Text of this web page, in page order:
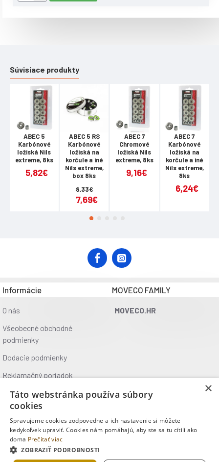
Súvisiace produkty
ABEC 5
Karbónové
ložiská Nils
extreme, 8ks
5,82€
ABEC 5 RS
Karbónové
ložiská na
korčule a iné
Nils extreme,
box 8ks
7,69€
8,33€
ABEC 7
Chromové
ložiská Nils
extreme, 8ks
9,16€
ABEC 7
Karbónové
ložiská na
korčule a iné
Nils extreme,
8ks
6,24€
Informácie
O nás
Všeobecné obchodné
podmienky
Dodacie podmienky
Reklamačný poriadok
Ochrana údajov
Kontakt
Kde nás nájdete
MOVECO FAMILY
MOVECO.HR
Copyright © 2025, MOVECO s.r.o., Všetky práva vyhradené
×
Táto webstránka používa súbory
cookies
Spravujeme cookies zodpovedne a ich nastavenie si môžete
kedykoľvek upraviť. Cookies nám pomáhajú, aby ste sa tu cítili ako
doma Prečítať viac
ZOBRAZIŤ PODROBNOSTI